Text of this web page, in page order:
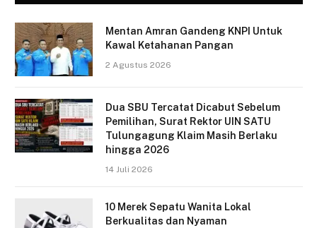
Mentan Amran Gandeng KNPI Untuk
Kawal Ketahanan Pangan
2 Agustus 2026
Dua SBU Tercatat Dicabut Sebelum
Pemilihan, Surat Rektor UIN SATU
Tulungagung Klaim Masih Berlaku
hingga 2026
14 Juli 2026
10 Merek Sepatu Wanita Lokal
Berkualitas dan Nyaman